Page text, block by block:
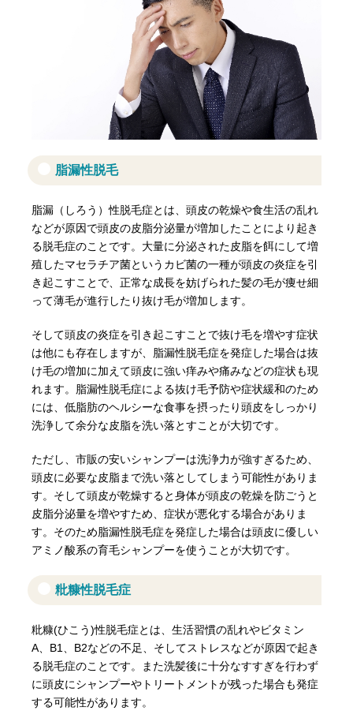
脂漏性脱毛
脂漏（しろう）性脱毛症とは、頭皮の乾燥や食生活の乱れ
などが原因で頭皮の皮脂分泌量が増加したことにより起き
る脱毛症のことです。大量に分泌された皮脂を餌にして増
殖したマセラチア菌というカビ菌の一種が頭皮の炎症を引
き起こすことで、正常な成長を妨げられた髪の毛が痩せ細
って薄毛が進行したり抜け毛が増加します。
そして頭皮の炎症を引き起こすことで抜け毛を増やす症状
は他にも存在しますが、脂漏性脱毛症を発症した場合は抜
け毛の増加に加えて頭皮に強い痒みや痛みなどの症状も現
れます。脂漏性脱毛症による抜け毛予防や症状緩和のため
には、低脂肪のヘルシーな食事を摂ったり頭皮をしっかり
洗浄して余分な皮脂を洗い落とすことが大切です。
ただし、市販の安いシャンプーは洗浄力が強すぎるため、
頭皮に必要な皮脂まで洗い落としてしまう可能性がありま
す。そして頭皮が乾燥すると身体が頭皮の乾燥を防ごうと
皮脂分泌量を増やすため、症状が悪化する場合がありま
す。そのため脂漏性脱毛症を発症した場合は頭皮に優しい
アミノ酸系の育毛シャンプーを使うことが大切です。
粃糠性脱毛症
粃糠(ひこう)性脱毛症とは、生活習慣の乱れやビタミン
A、B1、B2などの不足、そしてストレスなどが原因で起き
る脱毛症のことです。また洗髪後に十分なすすぎを行わず
に頭皮にシャンプーやトリートメントが残った場合も発症
する可能性があります。